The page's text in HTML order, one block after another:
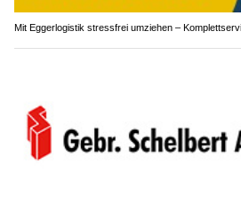
Mit Eggerlogistik stressfrei umziehen –